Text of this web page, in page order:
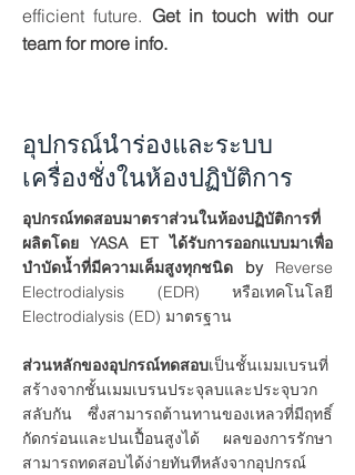
efficient future. Get in touch with our
team for more info.
อุปกรณ์นำร่องและระบบ
เครื่องชั่งในห้องปฏิบัติการ
อุปกรณ์ทดสอบมาตราส่วนในห้องปฏิบัติการที่
ผลิตโดย YASA ET ได้รับการออกแบบมาเพื่อ
บำบัดน้ำที่มีความเค็มสูงทุกชนิด by Reverse
Electrodialysis (EDR) หรือเทคโนโลยี
Electrodialysis (ED) มาตรฐาน
ส่วนหลักของอุปกรณ์ทดสอบเป็นชั้นเมมเบรนที่
สร้างจากชั้นเมมเบรนประจุลบและประจุบวก
สลับกัน ซึ่งสามารถต้านทานของเหลวที่มีฤทธิ์
กัดกร่อนและปนเปื้อนสูงได้ ผลของการรักษา
สามารถทดสอบได้ง่ายทันทีหลังจากอุปกรณ์